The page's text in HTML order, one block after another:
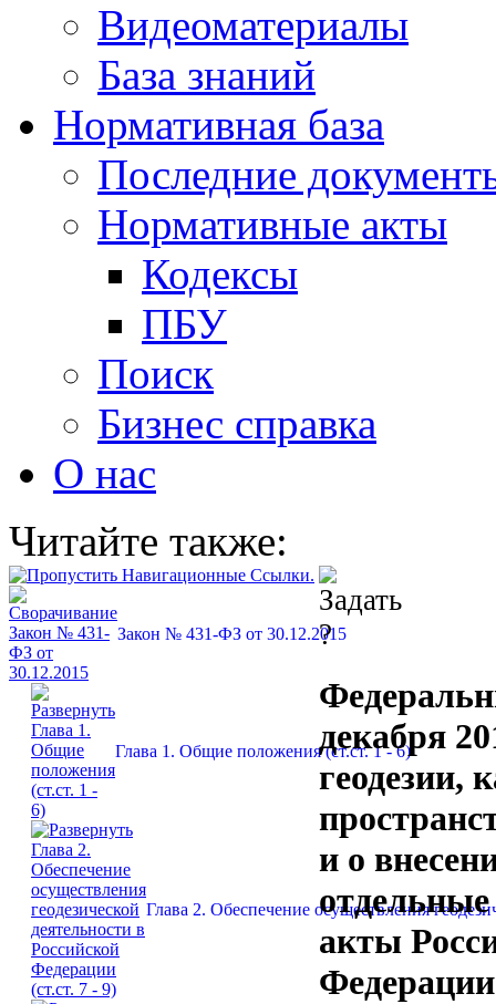
Видеоматериалы
База знаний
Нормативная база
Последние
Нормативные акты
Кодексы
ПБУ
Поиск
Бизнес справка
О нас
Читайте также:
Закон № 431-ФЗ от 30.12.2015
Глава 1. Общие положения (ст.ст. 1 - 6)
Глава 2. Обеспечение осуществления
декабря
геодезии,
и о
акты